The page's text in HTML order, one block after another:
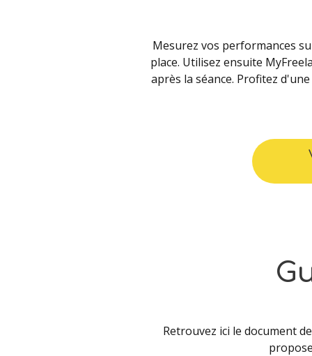
Mesurez vos performances
place. Utilisez ensuite
après la séance. Profitez
Retrouvez ici le document